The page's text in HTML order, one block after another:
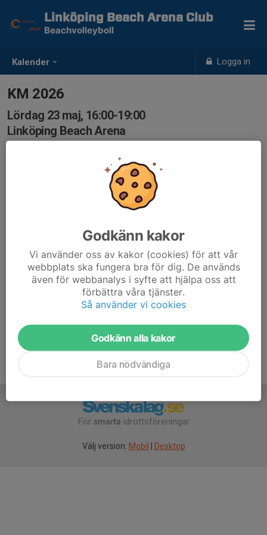
Kalender Logga in
Linköping Beach Arena Club
Beachvolleyboll
KM 2026
Lördag 23 maj, 16:00-19:00
Linköping Beach Arena
Välkommen till KM 2026. Turneringen pågår mellan kl
16-19. Efter finalbollen fortsätter vi med mat och häng i
I anmälan anger du namnet på din spelpartner, eller
Har ni frågor eller funderingar kan ni maila Daniel H på
daniel@projectbeach.se
För smarta idrottsföreningar
Välj version: Mobil Desktop
Godkänn kakor
Vi använder oss av kakor (cookies) för att vår
webbplats ska fungera bra för dig. De används
även för webbanalys i syfte att hjälpa oss att
förbättra våra tjänster.
Så använder vi cookies
Godkänn alla kakor
Bara nödvändiga